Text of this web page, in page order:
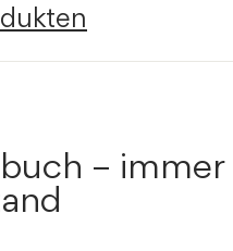
–